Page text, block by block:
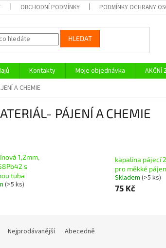
OBCHODNÍ PODMÍNKY PODMÍNKY OCHRANY
HLEDAT
Kontakty Moje objednávka AKČNÍ
A CHEMIE
PÁJENÍ A CHEMIE
1,2mm,
s
tuba
(>5 ks)
kapalina pájecí
pro měkké
Skladem (>5 ks)
75 Kč
Nejprodávanější Abecedně